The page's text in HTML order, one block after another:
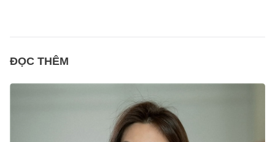
ĐỌC THÊM